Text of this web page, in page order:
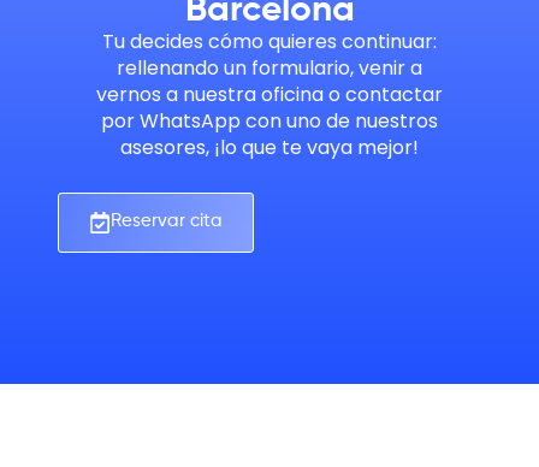
Barcelona
Tu decides cómo quieres continuar:
rellenando un formulario, venir a
vernos a nuestra oficina o contactar
por WhatsApp con uno de nuestros
asesores, ¡lo que te vaya mejor!
Reservar cita